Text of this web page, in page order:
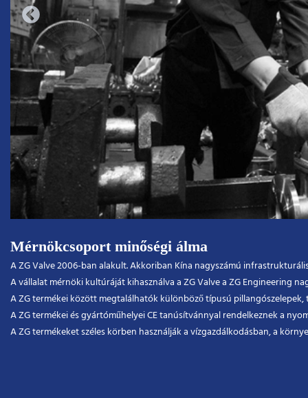
Mérnökcsoport minőségi álma
A ZG Valve 2006-ban alakult. Akkoriban Kína nagyszámú
A vállalat mérnöki kultúráját kihasználva a ZG Valve a ZG Engineering
A ZG termékei között megtalálhatók különböző típusú pillangószelepek,
A ZG termékei és gyártóműhelyei CE tanúsítvánnyal rendelkeznek a
A ZG termékeket széles körben használják a vízgazdálkodásban, a